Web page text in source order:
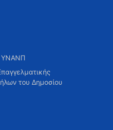
ΥΝΑΝΠ
του Δημοσίου